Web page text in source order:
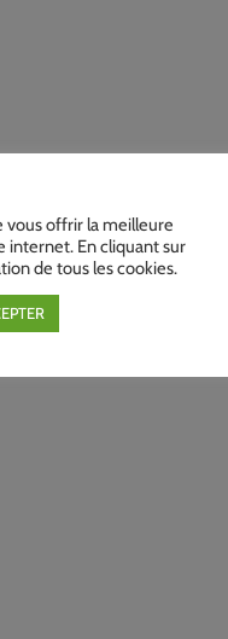
vous offrir la meilleure
internet. En cliquant sur
de tous les cookies.